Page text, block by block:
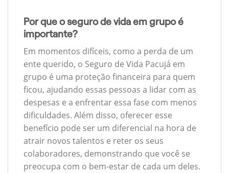
Por que o seguro de vida em grupo é
importante?
Em momentos difíceis, como a perda de um
ente querido, o Seguro de Vida Pacujá em
grupo é uma proteção financeira para quem
ficou, ajudando essas pessoas a lidar com as
despesas e a enfrentar essa fase com menos
dificuldades. Além disso, oferecer esse
benefício pode ser um diferencial na hora de
atrair novos talentos e reter os seus
colaboradores, demonstrando que você se
preocupa com o bem-estar de cada um deles.